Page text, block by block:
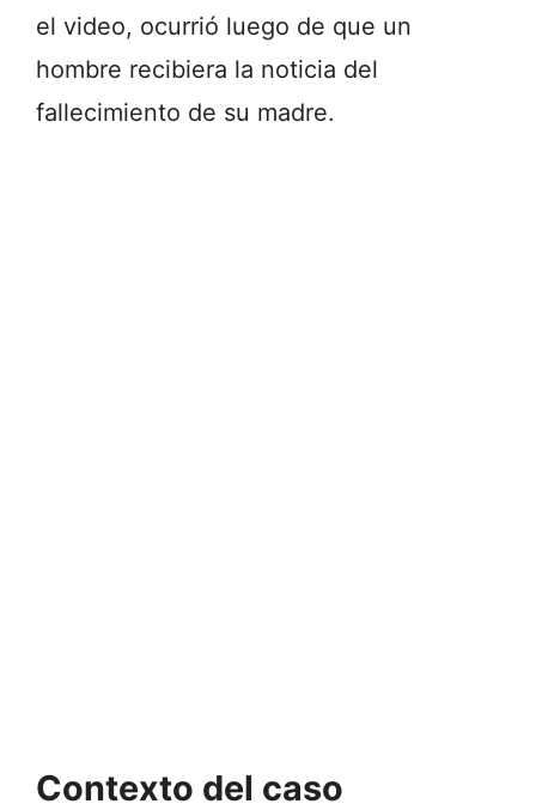
el video, ocurrió luego de que un
hombre recibiera la noticia del
fallecimiento de su madre.
Contexto del caso